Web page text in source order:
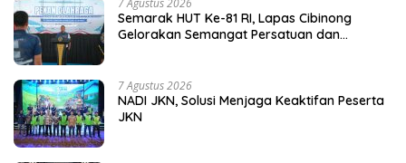
7 Agustus 2026
Semarak HUT Ke-81 RI, Lapas Cibinong
Gelorakan Semangat Persatuan dan
7 Agustus 2026
NADI JKN, Solusi Menjaga Keaktifan Peserta
JKN